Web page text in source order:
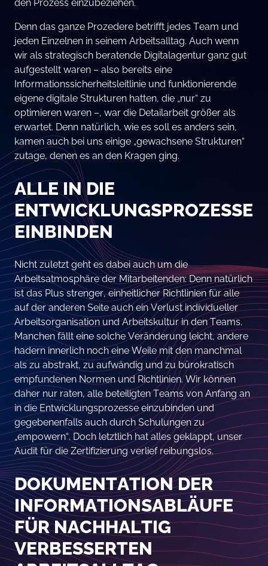
den Prozess einzubeziehen.
Denn das ganze Prozedere betrifft jedes Team und
jeden Einzelnen in seinem Arbeitsalltag. Auch wenn
wir als strategisch beratende Digitalagentur ganz gut
aufgestellt waren – also bereits eine
Informationssicherheitsleitlinie und funktionierende
eigene digitale Strukturen hatten, die „nur“ zu
optimieren waren –, war die Detailarbeit größer als
erwartet. Denn natürlich, wie es soll es anders sein,
kamen auch bei uns einige „gewachsene Strukturen“
zutage, denen es an den Kragen ging.
ALLE IN DIE
ENTWICKLUNGSPROZESSE
EINBINDEN
Nicht zuletzt geht es dabei auch um die
Arbeitsatmosphäre der Mitarbeitenden: Denn natürlich
ist das Plus strenger, einheitlicher Richtlinien für alle
auf der anderen Seite auch ein Verlust individueller
Arbeitsorganisation und Arbeitskultur in den Teams.
Manchen fällt eine solche Veränderung leicht, andere
hadern innerlich noch eine Weile mit den manchmal
als zu abstrakt, zu aufwändig und zu bürokratisch
empfundenen Normen und Richtlinien. Wir können
daher nur raten, alle beteiligten Teams von Anfang an
in die Entwicklungsprozesse einzubinden und
gegebenenfalls auch durch Schulungen zu
„empowern“. Doch letztlich hat alles geklappt, unser
Audit für die Zertifizierung verlief reibungslos.
DOKUMENTATION DER
INFORMATIONSABLÄUFE
FÜR NACHHALTIG
VERBESSERTEN